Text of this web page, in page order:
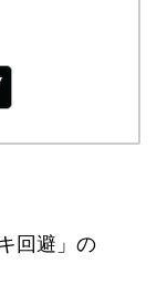
回避」の